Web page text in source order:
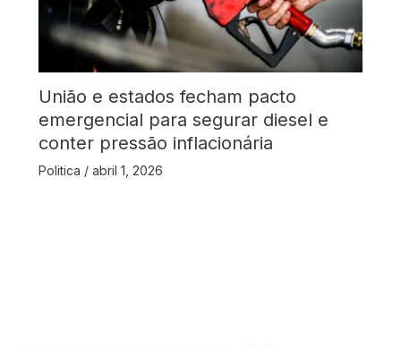
União e estados fecham pacto
emergencial para segurar diesel e
conter pressão inflacionária
Politica / abril 1, 2026